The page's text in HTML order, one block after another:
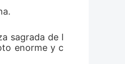
sagrada de l
enorme y c